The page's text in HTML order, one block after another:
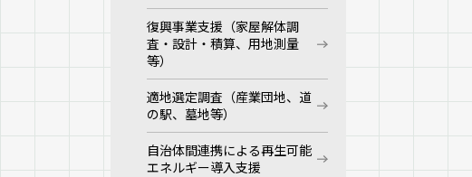
復興事業支援（家屋解体調
査・設計・積算、用地測量
等）
適地選定調査（産業団地、道
の駅、墓地等）
自治体間連携による再生可能
エネルギー導入支援